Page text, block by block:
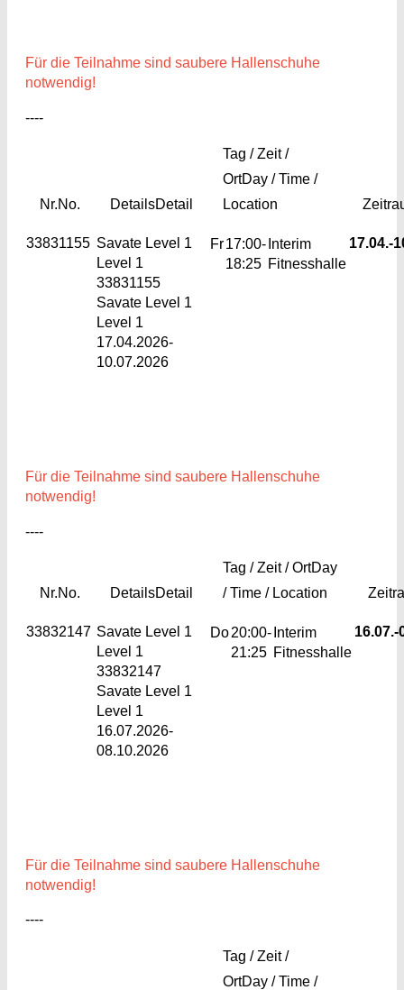
Für die Teilnahme sind saubere Hallenschuhe
notwendig!
----
Nr.No. DetailsDetail
Tag / Zeit /
OrtDay / Time /
Location
33831155 Savate Level 1
Level 1
33831155
Savate Level 1
Level 1
17.04.2026-
10.07.2026
Fr17:00-
18:25
Interim
Fitnesshalle
17.04.-
Für die Teilnahme sind saubere Hallenschuhe
notwendig!
----
Nr.No. DetailsDetail
Tag / Zeit / OrtDay
/ Time / Location
33832147 Savate Level 1
Level 1
33832147
Savate Level 1
Level 1
16.07.2026-
08.10.2026
Do20:00-
21:25
Interim
Fitnesshalle
16.07.-
Für die Teilnahme sind saubere Hallenschuhe
notwendig!
----
Tag / Zeit /
OrtDay / Time /